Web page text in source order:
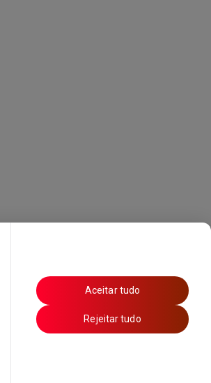
Política de Privacidade
Rejeitar tudo
Aceitar tudo